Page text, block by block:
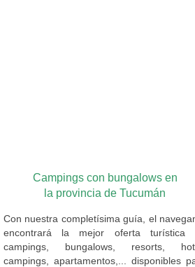
Campings con bungalows en
la provincia de Tucumán
Con nuestra completísima guía, el
encontrará la mejor oferta turística
campings, bungalows, resorts,
campings, apartamentos,... disponibles